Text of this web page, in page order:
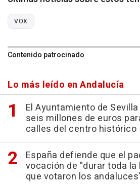
VOX
Contenido patrocinado
Lo más leído en Andalucía
El Ayuntamiento de
seis millones de euros
calles del centro histórico
España defiende que el
vocación de "durar toda
que votaron los